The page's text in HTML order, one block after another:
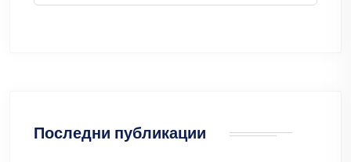
Последни публикации